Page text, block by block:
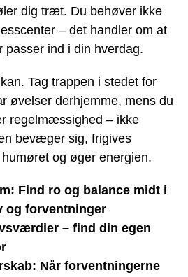
dig træt. Du behøver ikke
– det handler om at
ind i din hverdag.
Tag trappen i stedet for
øvelser derhjemme, mens du
regelmæssighed – ikke
bevæger sig, frigives
og øger energien.
Find ro og balance midt i
og forventninger
– find din egen
Når forventningerne